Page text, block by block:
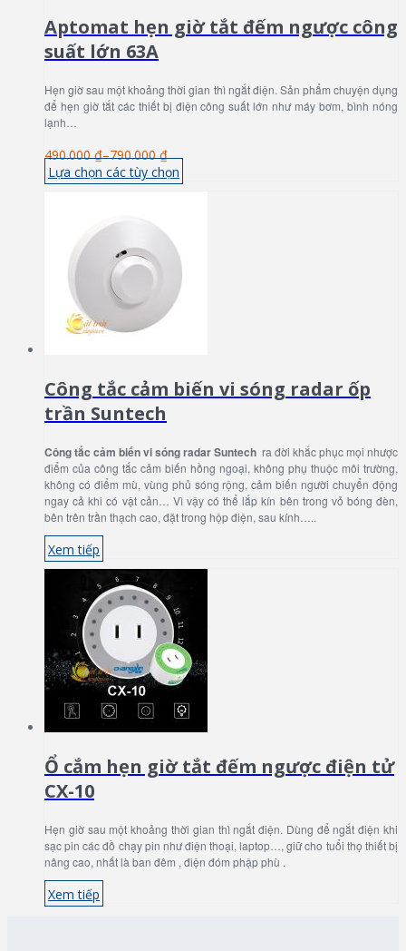
Aptomat hẹn giờ tắt đếm ngược công
suất lớn 63A
Hẹn giờ sau một khoảng thời gian thì ngắt điện. Sản phẩm chuyện dụng
để hẹn giờ tắt các thiết bị điện công suất lớn như máy bơm, bình nóng
lạnh…
490.000 ₫–790.000 ₫
Lựa chọn các tùy chọn
Công tắc cảm biến vi sóng radar ốp
trần Suntech
Công tắc cảm biến vi sóng radar Suntech ra đời khắc phục mọi nhược
điểm của công tắc cảm biến hồng ngoại, không phụ thuộc môi trường,
không có điểm mù, vùng phủ sóng rộng, cảm biến người chuyển động
ngay cả khi có vật cản… Vì vậy có thể lắp kín bên trong vỏ bóng đèn,
bên trên trần thạch cao, đặt trong hộp điện, sau kính…..
Xem tiếp
Ổ cắm hẹn giờ tắt đếm ngược điện tử
CX-10
Hẹn giờ sau một khoảng thời gian thì ngắt điện. Dùng để ngắt điện khi
sạc pin các đồ chạy pin như điện thoại, laptop…, giữ cho tuổi thọ thiết bị
nâng cao, nhất là ban đêm , điện đóm phập phù .
Xem tiếp